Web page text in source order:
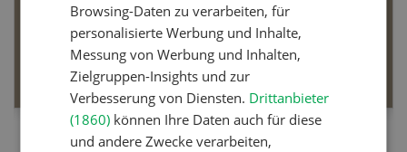
Dossier Bio-Artikel
MEHR ERFAHREN
Browsing-Daten zu verarbeiten, für
personalisierte Werbung und Inhalte,
Messung von Werbung und Inhalten,
Zielgruppen-Insights und zur
Verbesserung von Diensten. Drittanbieter
(1860) können Ihre Daten auch für diese
und andere Zwecke verarbeiten,